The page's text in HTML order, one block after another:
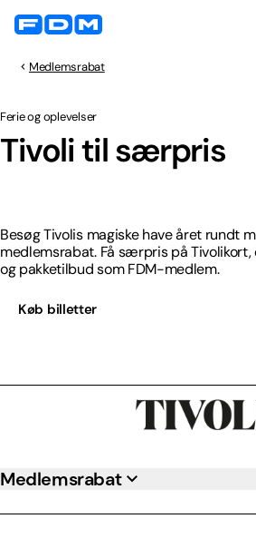
Medlemsrabat
Ferie og oplevelser
Tivoli til særpris
Besøg Tivolis magiske have året rundt
medlemsrabat. Få særpris på
og pakketilbud som FDM-medlem.
Køb billetter
Særpris
Medlemsrabat